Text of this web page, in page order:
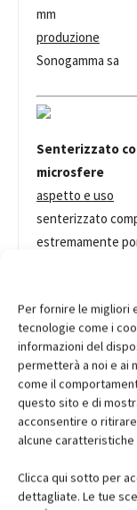
Per fornire le migliori
tecnologie come i
informazioni del
permetterà a noi e ai
come il
questo sito e di
acconsentire o
alcune caratteristiche
Clicca qui sotto per
dettagliate. Le tue
mm
produzione
Sonogamma sa
Senterizzato
microsfere
aspetto e uso
senterizzato
estremamente
per design,
materiali
acciaio, bronzo
caratteristiche
tecniche
formato e misure
campione
superfici
peso per 2 mm di